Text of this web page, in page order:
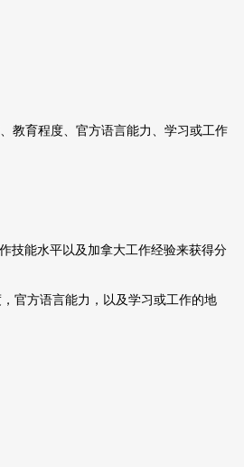
教育程度、官方语言能力、学习或工作
技能水平以及加拿大工作经验来获得分
官方语言能力，以及学习或工作的地